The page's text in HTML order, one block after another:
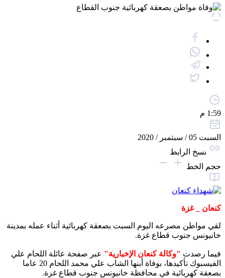
1:59 م
السبت 05 / سبتمبر / 2020
نسخ الرابط
حجم الخط
كنعان _ غزة
لقي مواطن مصرعه اليوم السبت بصعقة كهربائية أثناء عمله بمدينة
خانيونس جنوب قطاع غزة.
فيما رصدت "وكالة كنعان الإخبارية" عبر صفحة عائلة اللحام علي
الفيسبوك تأكيدها، بوفاة أبنها الشاب علي محمد اللحام 20 عاما
بصعقة كهربائية في محافظة خانيونس جنوب قطاع غزة.